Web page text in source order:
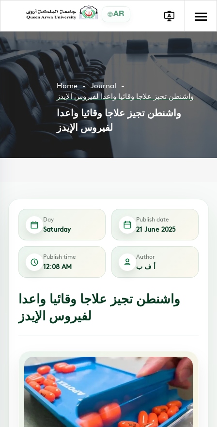
AR
Home
Journal
واشنطن تجيز علاجا وقائيا واعدا لفيروس الإيدز
واشنطن تجيز علاجا وقائيا واعدا
لفيروس الإيدز
Day
Saturday
Publish date
21 June 2025
Publish time
12:08 AM
Author
أ ف ب
واشنطن تجيز علاجا وقائيا واعدا
لفيروس الإيدز